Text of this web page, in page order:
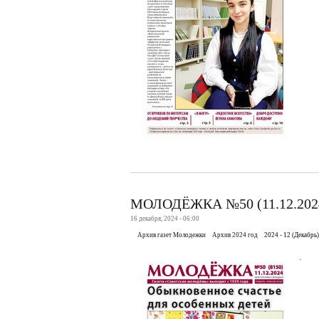
МОЛОДЁЖКА №50
16 декабря, 2024 - 06:00
Архив газет Молодежки Архив 2024 год 2024 - 12 (Декабрь)